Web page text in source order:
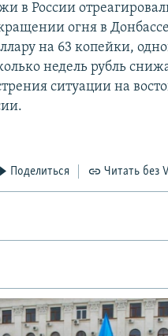
в России
огня в
на 63 копейки,
недель рубль
ситуации на
Поделиться Читать без